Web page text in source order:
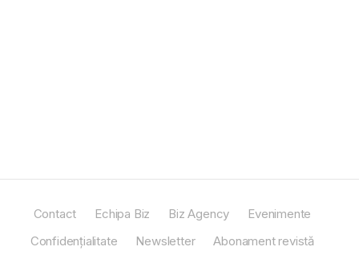
Contact Echipa Biz Biz Agency
Evenimente
Confidențialitate
Newsletter Abonament revistă